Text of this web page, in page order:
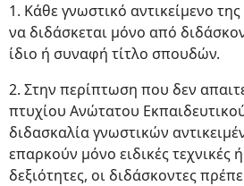
1. Κάθε γνωστικό αντικείμενο
να διδάσκεται μόνο από
ίδιο ή συναφή τίτλο σπουδών.
2. Στην περίπτωση που δεν
πτυχίου Ανώτατου
διδασκαλία γνωστικών
επαρκούν μόνο ειδικές τεχνικές
δεξιότητες, οι διδάσκοντες